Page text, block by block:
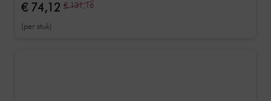
€ 74,12 € 131,16
(per stuk)